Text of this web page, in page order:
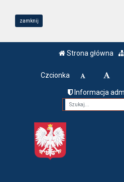
zamknij
Strona główna
Czcionka
Informacja
Fraza